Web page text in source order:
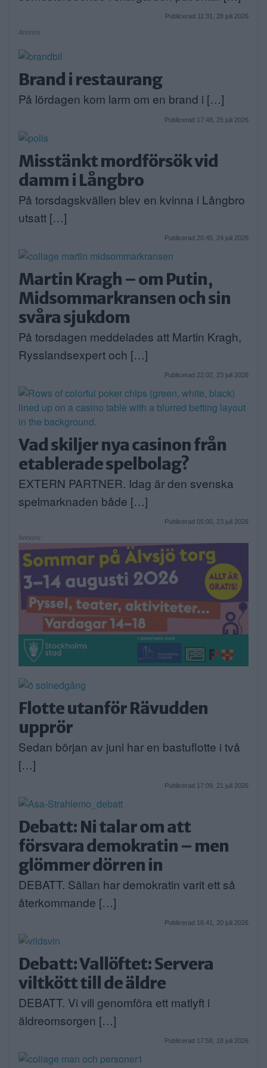
Publicerad 11:31, 28 juli 2026
Annons:
Brand i restaurang
På lördagen kom larm om en brand i […]
Publicerad 17:48, 25 juli 2026
Misstänkt mordförsök vid
damm i Långbro
På torsdagskvällen blev en kvinna i Långbro
utsatt […]
Publicerad 20:45, 24 juli 2026
Martin Kragh – om Putin,
Midsommarkransen och sin
svåra sjukdom
På torsdagen meddelades att Martin Kragh,
Rysslandsexpert och […]
Publicerad 22:02, 23 juli 2026
Vad skiljer nya casinon från
etablerade spelbolag?
EXTERN PARTNER. Idag är den svenska
spelmarknaden både […]
Publicerad 05:00, 23 juli 2026
Annons:
Flotte utanför Rävudden
upprör
Sedan början av juni har en bastuflotte i två
[…]
Publicerad 17:09, 21 juli 2026
Debatt: Ni talar om att
försvara demokratin – men
glömmer dörren in
DEBATT. Sällan har demokratin varit ett så
återkommande […]
Publicerad 16:41, 20 juli 2026
Debatt: Vallöftet: Servera
viltkött till de äldre
DEBATT. Vi vill genomföra ett matlyft i
äldreomsorgen […]
Publicerad 17:58, 18 juli 2026